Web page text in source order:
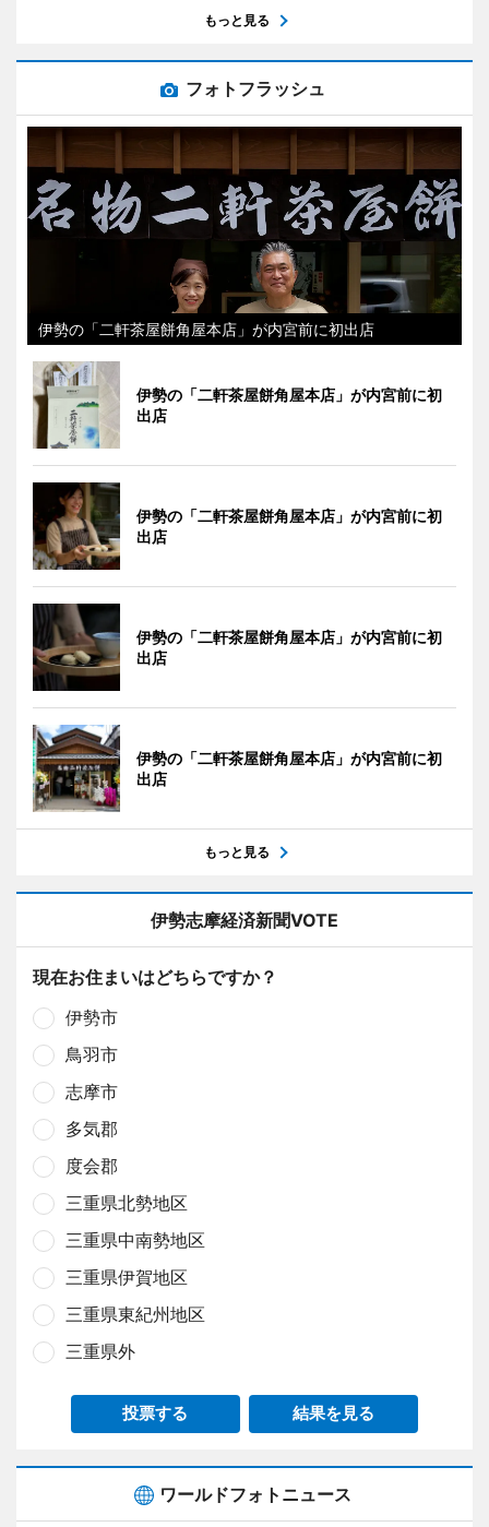
もっと見る
フォトフラッシュ
伊勢の「二軒茶屋餅角屋本店」が内宮前に初出店
伊勢の「二軒茶屋餅角屋本店」が内宮前に初
出店
伊勢の「二軒茶屋餅角屋本店」が内宮前に初
出店
伊勢の「二軒茶屋餅角屋本店」が内宮前に初
出店
伊勢の「二軒茶屋餅角屋本店」が内宮前に初
出店
もっと見る
伊勢志摩経済新聞VOTE
現在お住まいはどちらですか？
伊勢市
鳥羽市
志摩市
多気郡
度会郡
三重県北勢地区
三重県中南勢地区
三重県伊賀地区
三重県東紀州地区
三重県外
投票する 結果を見る
ワールドフォトニュース